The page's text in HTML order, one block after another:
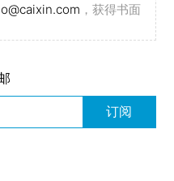
，获得书面
订阅